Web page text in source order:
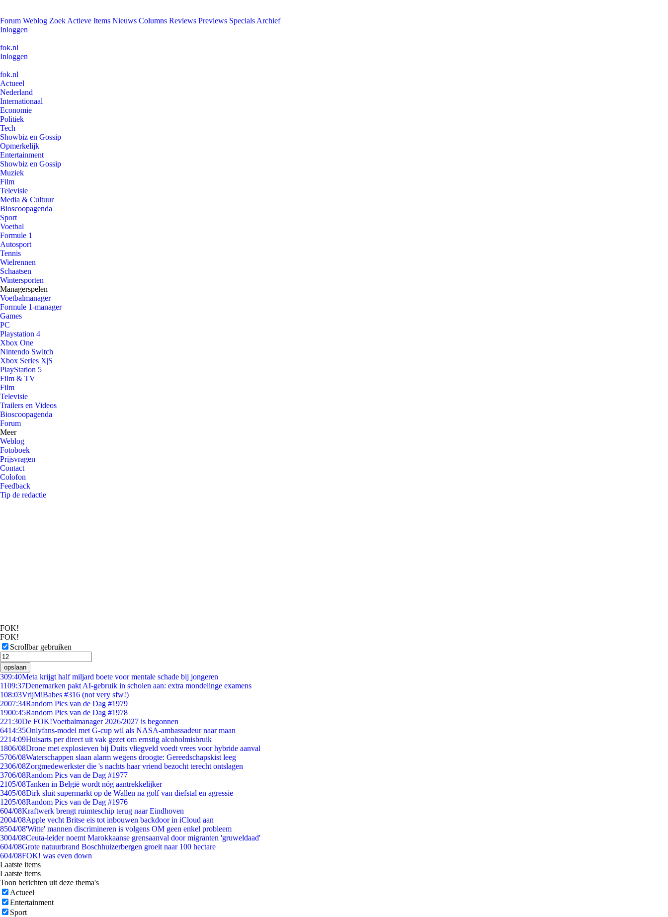
Forum Weblog Zoek Actieve Items Nieuws Columns Reviews Previews Specials Archief
Inloggen
fok.nl
Inloggen
fok.nl
Actueel
Nederland
Internationaal
Economie
Politiek
Tech
Showbiz en Gossip
Opmerkelijk
Entertainment
Showbiz en Gossip
Muziek
Film
Televisie
Media & Cultuur
Bioscoopagenda
Sport
Voetbal
Formule 1
Autosport
Tennis
Wielrennen
Schaatsen
Wintersporten
Managerspelen
Voetbalmanager
Formule 1-manager
Games
PC
Playstation 4
Xbox One
Nintendo Switch
Xbox Series X|S
PlayStation 5
Film & TV
Film
Televisie
Trailers en Videos
Bioscoopagenda
Forum
Meer
Weblog
Fotoboek
Prijsvragen
Contact
Colofon
Feedback
Tip de redactie
FOK!
FOK!
Scrollbar gebruiken
opslaan
309:40Meta krijgt half miljard boete voor mentale schade bij jongeren
1109:37Denemarken pakt AI-gebruik in scholen aan: extra mondelinge examens
108:03VrijMiBabes #316 (not very sfw!)
2007:34Random Pics van de Dag #1979
1900:45Random Pics van de Dag #1978
221:30De FOK!Voetbalmanager 2026/2027 is begonnen
6414:35Onlyfans-model met G-cup wil als NASA-ambassadeur naar maan
2214:09Huisarts per direct uit vak gezet om ernstig alcoholmisbruik
1806/08Drone met explosieven bij Duits vliegveld voedt vrees voor hybride aanval
5706/08Waterschappen slaan alarm wegens droogte: Gereedschapskist leeg
2306/08Zorgmedewerkster die 's nachts haar vriend bezocht terecht ontslagen
3706/08Random Pics van de Dag #1977
2105/08Tanken in België wordt nóg aantrekkelijker
3405/08Dirk sluit supermarkt op de Wallen na golf van diefstal en agressie
1205/08Random Pics van de Dag #1976
604/08Kraftwerk brengt ruimteschip terug naar Eindhoven
2004/08Apple vecht Britse eis tot inbouwen backdoor in iCloud aan
8504/08'Witte' mannen discrimineren is volgens OM geen enkel probleem
3004/08Ceuta-leider noemt Marokkaanse grensaanval door migranten 'gruweldaad'
604/08Grote natuurbrand Boschhuizerbergen groeit naar 100 hectare
604/08FOK! was even down
Laatste items
Laatste items
Toon berichten uit deze thema's
Actueel
Entertainment
Sport